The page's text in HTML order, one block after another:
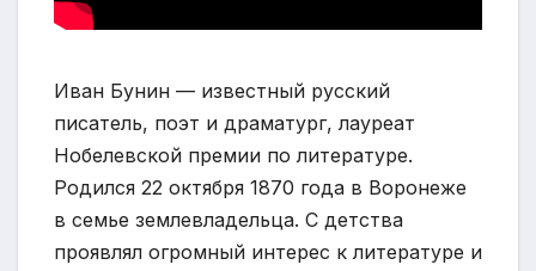
Иван Бунин — известный русский
писатель, поэт и драматург, лауреат
Нобелевской премии по литературе.
Родился 22 октября 1870 года в Воронеже
в семье землевладельца. С детства
проявлял огромный интерес к литературе и